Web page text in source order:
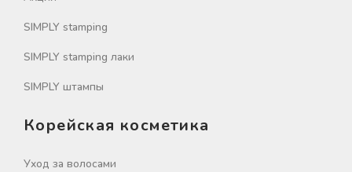
SIMPLY stamping
SIMPLY stamping лаки
SIMPLY штампы
Корейская косметика
Уход за волосами